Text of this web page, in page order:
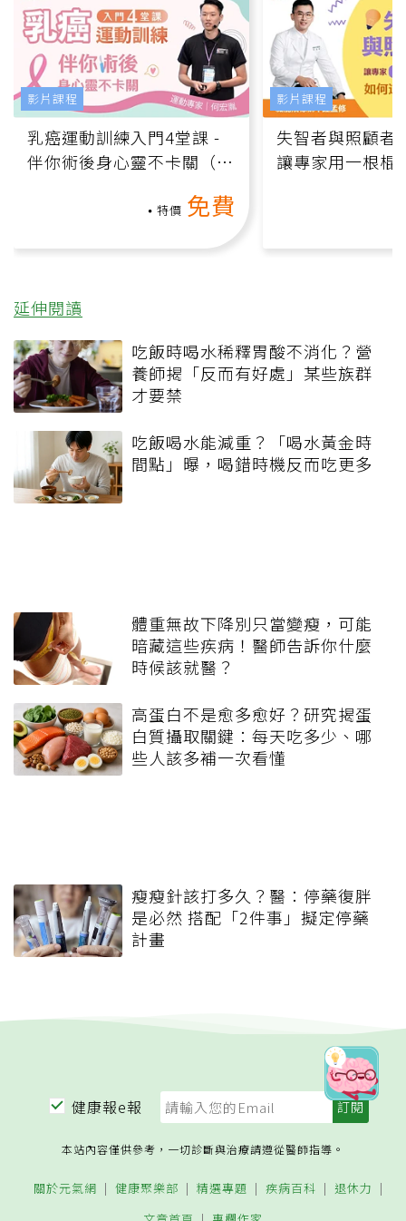
乳癌運動訓練入門4堂課 -
伴你術後身心靈不卡關（線
特價 免費
影片課程
失智者與照顧者
讓專家用一根棍
影片課程
延伸閱讀
吃飯時喝水稀釋胃酸不消化？營
養師揭「反而有好處」某些族群
才要禁
吃飯喝水能減重？「喝水黃金時
間點」曝，喝錯時機反而吃更多
體重無故下降別只當變瘦，可能
暗藏這些疾病！醫師告訴你什麼
時候該就醫？
高蛋白不是愈多愈好？研究揭蛋
白質攝取關鍵：每天吃多少、哪
些人該多補一次看懂
瘦瘦針該打多久？醫：停藥復胖
是必然 搭配「2件事」擬定停藥
計畫
健康報e報
本站內容僅供參考，一切診斷與治療請遵從醫師指導。
關於元氣網 健康聚樂部 精選專題 疾病百科
退休力